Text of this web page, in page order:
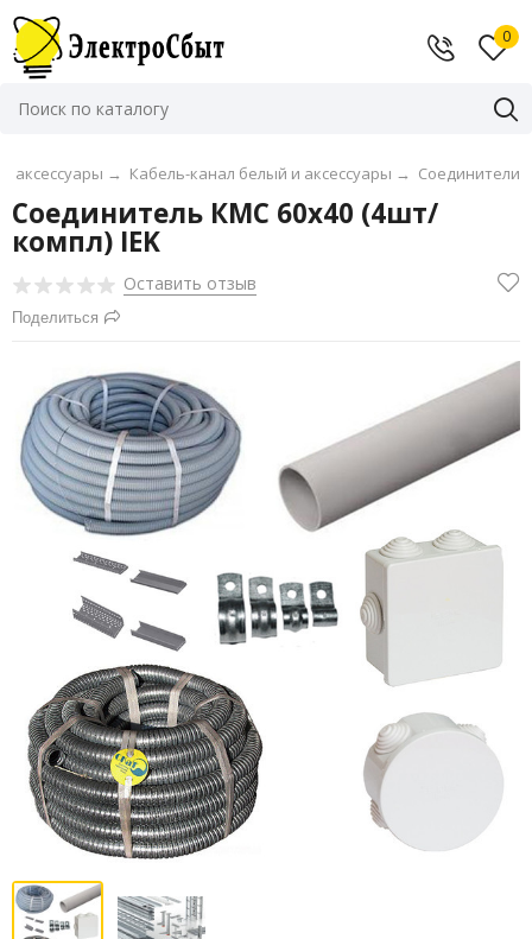
0
аксессуары → Кабель-канал белый и аксессуары → Соединители
Соединитель КМС 60x40 (4шт/
компл) IEK
Оставить отзыв
Поделиться